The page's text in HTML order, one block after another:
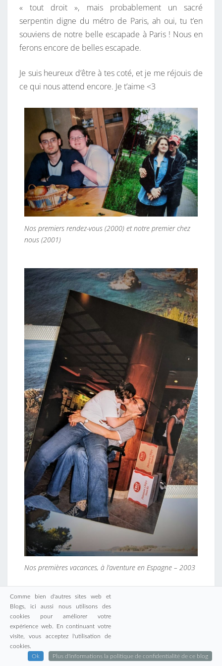
« tout droit », mais probablement un sacré
serpentin digne du métro de Paris, ah oui, tu t’en
souviens de notre belle escapade à Paris ! Nous en
ferons encore de belles escapade.
Je suis heureux d’être à tes coté, et je me réjouis de
ce qui nous attend encore. Je t’aime <3
Nos premiers rendez-vous (2000) et notre premier chez
nous (2001)
Nos premières vacances, à l’aventure en Espagne – 2003
…
LIRE LA SUITE
Comme bien d'autres sites web et
Blogs, ici aussi nous utilisons des
cookies pour améliorer votre
expérience web. En continuant votre
visite, vous acceptez l'utilisation de
cookies.
Ok
Plus d'informations la politique de confidentialité de ce blog